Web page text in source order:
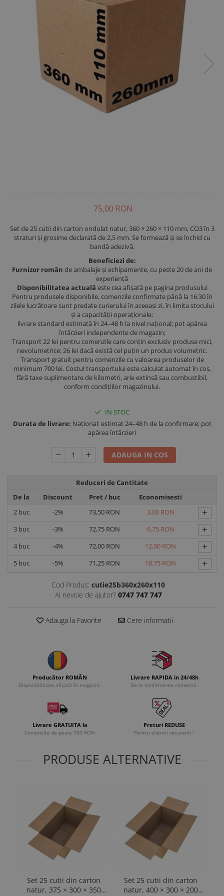
75,00 RON
Set de 25 cutii din carton ondulat natur, 360 × 260 × 110 mm, CO3 în 3
straturi și grosime declarată de 2,5 mm. Se formează și se închid cu
bandă adezivă.
Beneficiezi de:
Furnizor român de ambalaje și echipamente, cu peste 20 de ani de
experiență
Disponibilitatea actuală este cea afișată pe pagina produsului
Pentru produsele disponibile, comenzile confirmate până la 16:30 în
zilele lucrătoare sunt predate curierului în aceeași zi, în limita stocului
și a capacității operaționale;
livrare standard estimată în 24–48 h la nivel național; pot apărea
întârzieri independente de magazin;
Transport 22 lei pentru comenzile care conțin exclusiv produse mici,
nevolumetrice; 26 lei dacă există cel puțin un produs volumetric.
Transport gratuit pentru comenzile cu valoarea produselor de
minimum 700 lei. Costul transportului este calculat automat în coș,
fără taxe suplimentare de kilometri, arie extinsă sau combustibil,
conform condițiilor magazinului.
IN STOC
Durata de livrare: Național: estimat 24–48 h de la confirmare; pot
apărea întârzieri
ADAUGA IN COS
Reduceri de Cantitate
De la
Discount Pret / buc
Economisesti
2buc -2% 73,50 RON 3,00 RON +
3buc -3% 72,75 RON 6,75 RON +
4buc -4% 72,00 RON 12,00 RON +
5buc -5% 71,25 RON 18,75 RON +
Cod Produs: cutie25b360x260x110
Ai nevoie de ajutor? 0747 747 747
Adauga la Favorite Cere informatii
Producător ROMÂN
Disponibilitate afișată în magazin.
Livrare RAPIDA in 24/48h
De la confirmarea comenzii.
Livrare GRATUITA la
Comenzile de peste 700 RON
Preturi REDUSE
Pentru clientii recurenti !
PRODUSE ALTERNATIVE
Set 25 cutii din carton
natur, 375 × 300 × 350
Set 25 cutii din carton
natur, 400 × 300 × 200